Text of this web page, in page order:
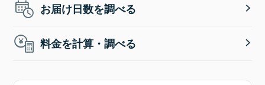
お届け日数を調べる
料金を計算・調べる